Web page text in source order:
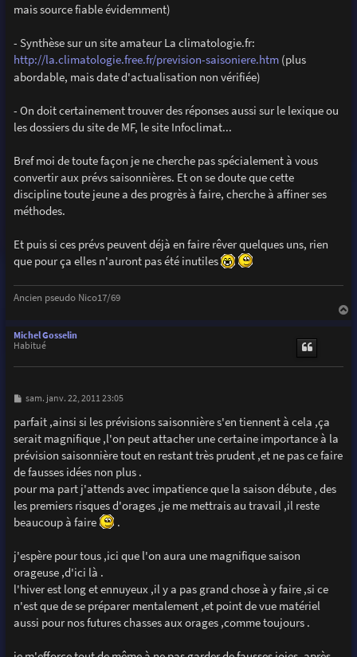
mais source fiable évidemment)
- Synthèse sur un site amateur La climatologie.fr:
http://la.climatologie.free.fr/prevision-saisoniere.htm(plus
abordable, mais date d'actualisation non vérifiée)
- On doit certainement trouver des réponses aussi sur le lexique ou
les dossiers du site de MF, le site Infoclimat...
Bref moi de toute façon je ne cherche pas spécialement à vous
convertir aux prévs saisonnières. Et on se doute que cette
discipline toute jeune a des progrès à faire, cherche à affiner ses
méthodes.
Et puis si ces prévs peuvent déjà en faire rêver quelques uns, rien
que pour ça elles n'auront pas été inutiles
Ancien pseudo Nico17/69
Michel Gosselin
Habitué
M
s
s
a
g
e
sam. janv. 22, 2011 23:05
parfait ,ainsi si les prévisions saisonnière s'en tiennent à cela ,ça
serait magnifique ,l'on peut attacher une certaine importance à la
prévision saisonnière tout en restant très prudent ,et ne pas ce faire
de fausses idées non plus .
pour ma part j'attends avec impatience que la saison débute , des
les premiers risques d'orages ,je me mettrais au travail ,il reste
beaucoup à faire
.
j'espère pour tous ,ici que l'on aura une magnifique saison
orageuse ,d'ici là .
l'hiver est long et ennuyeux ,il y a pas grand chose à y faire ,si ce
n'est que de se préparer mentalement ,et point de vue matériel
aussi pour nos futures chasses aux orages ,comme toujours .